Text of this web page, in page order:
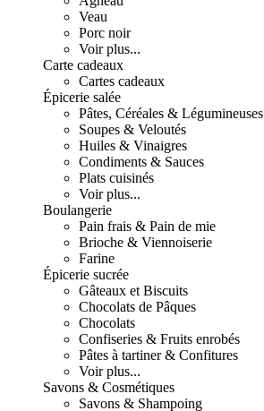
Veau
Porc noir
Voir plus...
Carte cadeaux
Cartes cadeaux
Épicerie salée
Pâtes, Céréales & Légumineuses
Soupes & Veloutés
Huiles & Vinaigres
Condiments & Sauces
Plats cuisinés
Voir plus...
Boulangerie
Pain frais & Pain de mie
Brioche & Viennoiserie
Farine
Épicerie sucrée
Gâteaux et Biscuits
Chocolats de Pâques
Chocolats
Confiseries & Fruits enrobés
Pâtes à tartiner & Confitures
Voir plus...
Savons & Cosmétiques
Savons & Shampoing